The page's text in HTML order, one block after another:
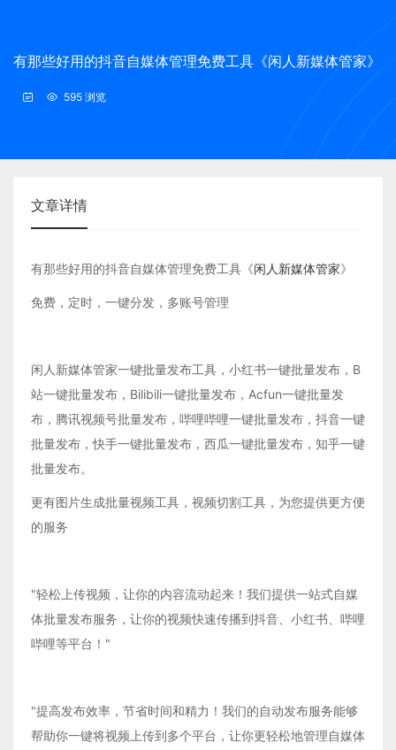
有那些好用的抖音自媒体管理免费工具《闲人新媒体管家》
595 浏览
文章详情
有那些好用的抖音自媒体管理免费工具《闲人新媒体管家》
免费，定时，一键分发，多账号管理
闲人新媒体管家一键批量发布工具，小红书一键批量发布，B
站一键批量发布，Bilibili一键批量发布，Acfun一键批量发
布，腾讯视频号批量发布，哔哩哔哩一键批量发布，抖音一键
批量发布，快手一键批量发布，西瓜一键批量发布，知乎一键
批量发布。
更有图片生成批量视频工具，视频切割工具，为您提供更方便
的服务
"轻松上传视频，让你的内容流动起来！我们提供一站式自媒
体批量发布服务，让你的视频快速传播到抖音、小红书、哔哩
哔哩等平台！"
"提高发布效率，节省时间和精力！我们的自动发布服务能够
帮助你一键将视频上传到多个平台，让你更轻松地管理自媒体